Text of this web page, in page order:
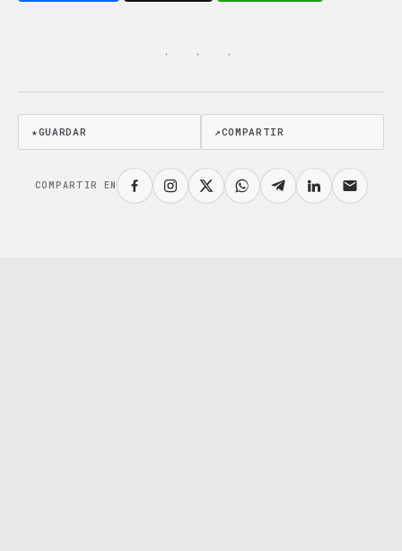
· · ·
★GUARDAR ↗COMPARTIR
COMPARTIR EN